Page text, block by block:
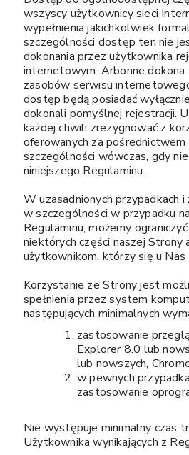
wszyscy użytkownicy sieci
wypełnienia jakichkolwiek
szczególności dostęp ten nie
dokonania przez użytkownika
internetowym. Arbonne dokona
zasobów serwisu
dostęp będą posiadać
dokonali pomyślnej rejestracji.
każdej chwili zrezygnować z
oferowanych za
szczególności wówczas, gdy
niniejszego Regulaminu.
W uzasadnionych przypadkach i
w szczególności w przypadku
Regulaminu, możemy
niektórych części naszej Strony
użytkownikom, którzy się u
Korzystanie ze Strony jest
spełnienia przez system
następujących minimalnych
zastosowanie
Explorer 8.0 lub
lub nowszych,
w pewnych
zastosowanie
Nie występuje minimalny czas
Użytkownika wynikających z